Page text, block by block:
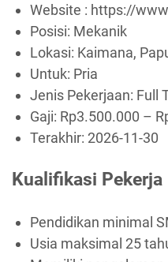
Website : https://
Posisi: Mekanik
Lokasi: Kaimana,
Untuk: Pria
Jenis Pekerjaan: Full
Gaji: Rp3.500.000 –
Terakhir: 2026-11-30
Kualifikasi Pekerja
Pendidikan minimal
Usia maksimal 25